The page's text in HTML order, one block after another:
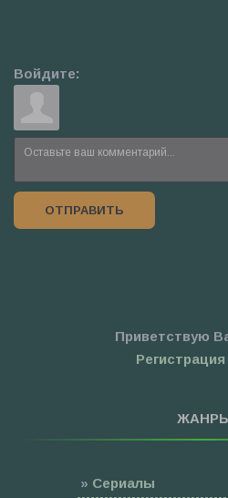
Войдите:
ОТПРАВИТЬ
Приветствую
Регистрация
» Сериалы